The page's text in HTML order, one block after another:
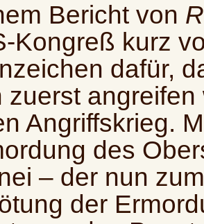
Bericht von
Kongreß kurz
dafür,
zuerst
Angriffskrieg.
des
– der nun
der